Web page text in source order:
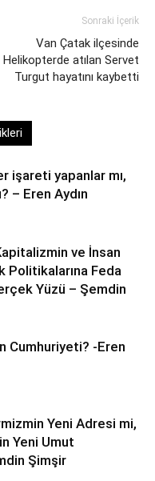
Sonraki İçerik
Van Çatak ilçesinde
Helikopterde atılan Servet
Turgut hayatını kaybetti
işareti yapanlar mı,
– Eren Aydın
ve İnsan
Politikalarına Feda
Yüzü – Şemdin
Cumhuriyeti? -Eren
Yeni Adresi mi,
Yeni Umut
Şimşir